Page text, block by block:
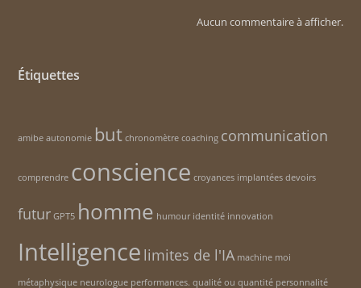
Aucun commentaire à afficher.
Étiquettes
amibe autonomie but chronomètre coaching communication
comprendre conscience croyances implantées devoirs
futur GPT5 homme humour identité innovation
Intelligence limites de l'IA machine moi
métaphysique neurologue performances. qualité ou quantité personnalité